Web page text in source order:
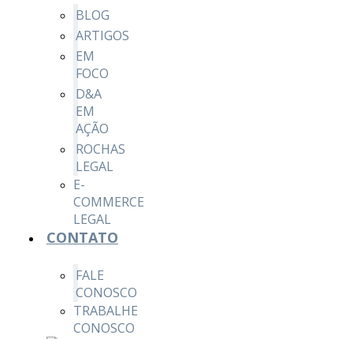
BLOG
ARTIGOS
EM
FOCO
D&A
EM
AÇÃO
ROCHAS
LEGAL
E-
COMMERCE
LEGAL
CONTATO
FALE
CONOSCO
TRABALHE
CONOSCO